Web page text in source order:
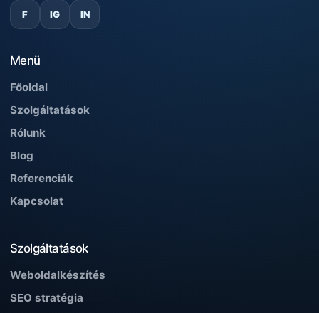
F IG IN
Menü
Főoldal
Szolgáltatások
Rólunk
Blog
Referenciák
Kapcsolat
Szolgáltatások
Weboldalkészítés
SEO stratégia